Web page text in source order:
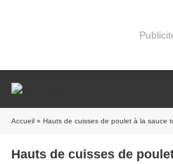
Accueil » Hauts de cuisses de poulet à la sauce
Hauts de cuisses de